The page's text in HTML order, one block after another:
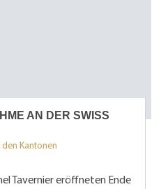
AN DER SWISS
den Kantonen
Tavernier eröffneten Ende